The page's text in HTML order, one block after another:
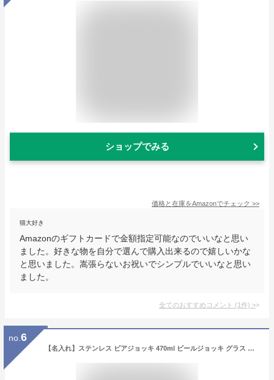
ショップでみる
価格と在庫をAmazonでチェック >>
猫大好き
Amazonのギフトカードで金額指定可能なのでいいなと思い
ました。好きな物を自分で選んで購入出来るので嬉しいかな
と思いました。嵩張らないお祝いでシンプルでいいなと思い
ました。
全てのおすすめコメント (1件) >
no. 6
【名入れ】ステンレス ビアジョッキ 470ml ビールジョッキ グラス 名入れ 名前入り ギフト 彫刻 プレゼント お歳暮 成人祝い 結婚記念 誕生日 出産祝い 男性 女性 贈り物 退職祝い 卒業祝い 結婚祝い お祝い 開店祝い あす楽対応